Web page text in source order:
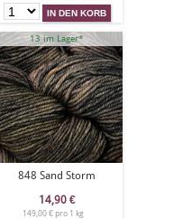
13 im Lager*
848 Sand Storm
14,90 €
149,00 € pro 1 kg